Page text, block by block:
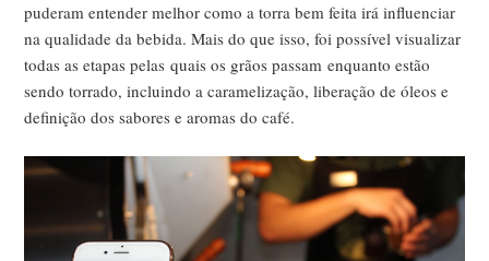
puderam entender melhor como a torra bem feita irá influenciar
na qualidade da bebida. Mais do que isso, foi possível visualizar
todas as etapas pelas quais os grãos passam enquanto estão
sendo torrado, incluindo a caramelização, liberação de óleos e
definição dos sabores e aromas do café.